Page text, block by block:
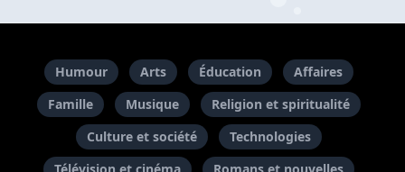
Humour Arts Éducation
Affaires
Famille
Musique
Religion et spiritualité
Culture et société
Technologies